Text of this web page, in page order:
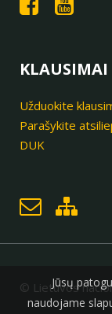
KLAUSIMAI
Užduokite
Parašykite
DUK
© Lietuvos
Jūsų
naudojame